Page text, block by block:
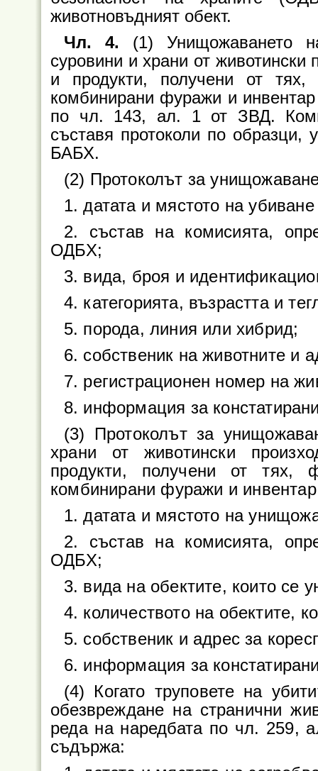
животновъдният обект.
Чл. 4. (1) Унищожаването
суровини и храни от животински
и продукти, получени от
комбинирани фуражи и
по чл. 143, ал. 1 от ЗВД.
съставя протоколи по образци,
БАБХ.
(2) Протоколът за
1. датата и мястото на
2. състав на комисията,
ОДБХ;
3. вида, броя и
4. категорията, възрастта и
5. порода, линия или хибрид;
6. собственик на животните и
7. регистрационен номер на
8. информация за
(3) Протоколът за
храни от животински
продукти, получени от тях,
комбинирани фуражи и
1. датата и мястото на
2. състав на комисията,
ОДБХ;
3. вида на обектите, които се
4. количеството на обектите,
5. собственик и адрес за
6. информация за
(4) Когато труповете на
обезвреждане на странични
реда на наредбата по чл. 259,
съдържа: